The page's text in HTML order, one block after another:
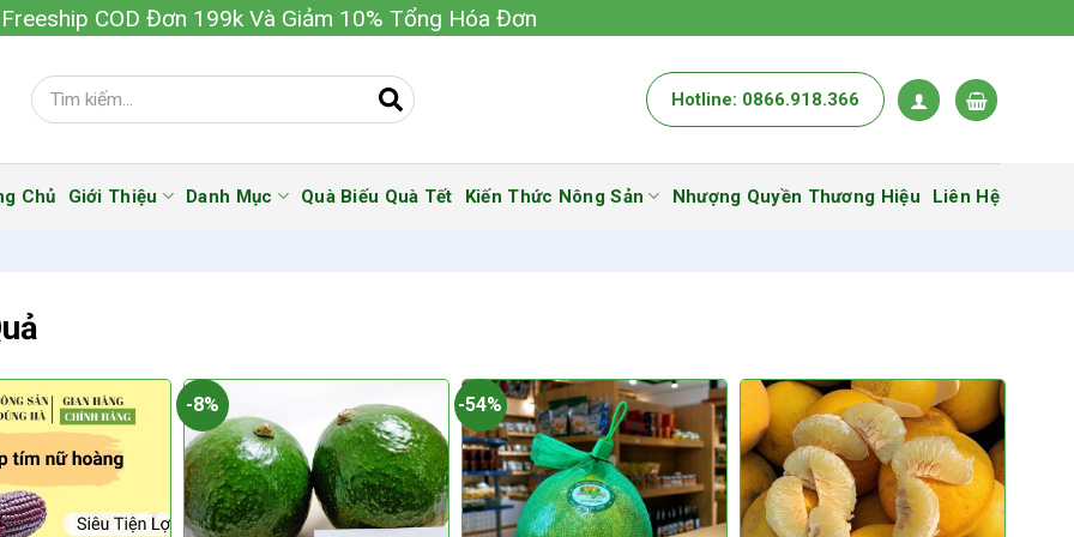
Freeship COD Đơn 199k Và Giảm 10% Tổng Hóa Đơn
Hotline: 0866.918.366
Chủ Giới Thiệu Danh Mục Quà Biếu Quà Tết Kiến Thức Nông Sản Nhượng Quyền Thương Hiệu Liên Hệ
-8% -54%